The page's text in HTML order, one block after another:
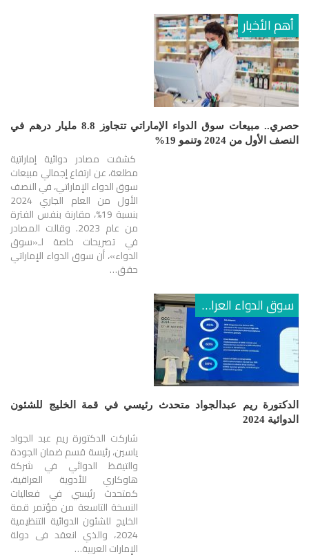
أهم الأخبار
حصري.. مبيعات سوق الدواء الإماراتي تتجاوز 8.8 مليار درهم في
النصف الأول من 2024 وتنمو 19%
كشفت مصادر دوائية إماراتية
مطلعة، عن ارتفاع إجمالي مبيعات
سوق الدواء الإماراتي، في النصف
الأول من العام الجاري 2024
بنسبة 19%، مقارنة بنفس الفترة
من عام 2023. وقالت المصادر
في تصريحات خاصة لـ«سوق
الدواء»، أن سوق الدواء الإماراتي
حقق…
سوق الدواء العراقي
الدكتورة ريم عبدالجواد متحدث رئيسي في قمة الخليج للشئون
الدوائية 2024
شاركت الدكتورة ريم عبد الجواد
ياسين، رئيسة قسم ضمان الجودة
والتيقظ الدوائي في شركة
هاوكاري للأدوية العراقية،
كمتحدث رئيسي في فعاليات
النسخة التاسعة من مؤتمر قمة
الخليج للشئون الدوائية التنظيمية
2024، والذي انعقد فى دولة
الإمارات العربية…